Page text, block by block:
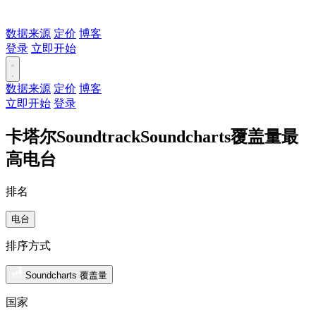
数据来源 定价 博客
登录 立即开始
数据来源 定价 博客
立即开始 登录
卡塔尔SoundtrackSoundcharts覆盖量最
高电台
排名
电台
排序方式
Soundcharts 覆盖量
国家